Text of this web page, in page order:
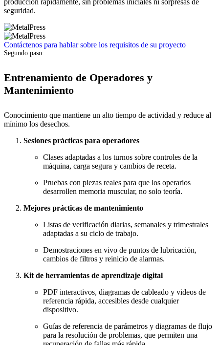
seguridad.
Contáctenos para hablar sobre los requisitos de su proyecto
Segundo paso:
Entrenamiento de Operadores y
Mantenimiento
Conocimiento que mantiene un alto tiempo de actividad y reduce al
mínimo los desechos.
Sesiones prácticas para operadores
Clases adaptadas a los turnos sobre controles de la
máquina, carga segura y cambios de receta.
Pruebas con piezas reales para que los operarios
desarrollen memoria muscular, no solo teoría.
Mejores prácticas de mantenimiento
Listas de verificación diarias, semanales y trimestrales
adaptadas a su ciclo de trabajo.
Demostraciones en vivo de puntos de lubricación,
cambios de filtros y reinicio de alarmas.
Kit de herramientas de aprendizaje digital
PDF interactivos, diagramas de cableado y videos de
referencia rápida, accesibles desde cualquier
dispositivo.
Guías de referencia de parámetros y diagramas de flujo
para la resolución de problemas, que permiten una